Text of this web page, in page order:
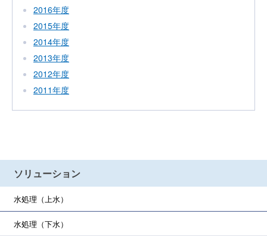
2016年度
2015年度
2014年度
2013年度
2012年度
2011年度
ソリューション
水処理（上水）
水処理（下水）